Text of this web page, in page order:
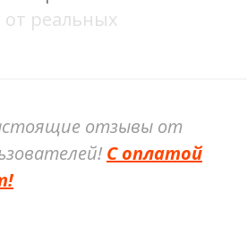
реальных
отзывы от
С оплатой